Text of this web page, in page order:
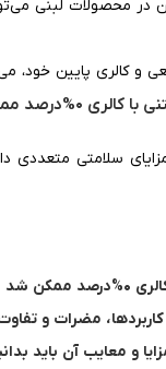
در محصولات لبنی
و کالری پایین خود،
ممکن شد
سلامتی
شد
مضرات و تفاوت
و معایب آن باید